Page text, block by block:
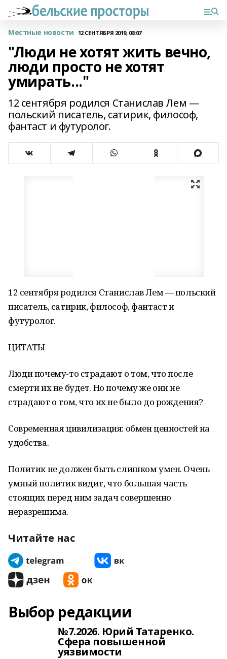
Местные новости 12 СЕНТЯБРЯ 2019, 08:07
"Люди не хотят жить вечно,
люди просто не хотят
умирать..."
12 сентября родился Станислав Лем —
польский писатель, сатирик, философ,
фантаст и футуролог.
12 сентября родился Станислав Лем — польский
писатель, сатирик, философ, фантаст и
футуролог.
ЦИТАТЫ
Люди почему-то страдают о том, что после
смерти их не будет. Но почему же они не
страдают о том, что их не было до рождения?
Современная цивилизация: обмен ценностей на
удобства.
Политик не должен быть слишком умен. Очень
умный политик видит, что большая часть
стоящих перед ним задач совершенно
неразрешима.
Читайте нас
Выбор редакции
№7.2026. Юрий Татаренко.
Сфера повышенной
уязвимости